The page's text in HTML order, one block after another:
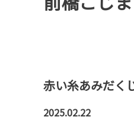
赤い糸あみだ
2025.02.22